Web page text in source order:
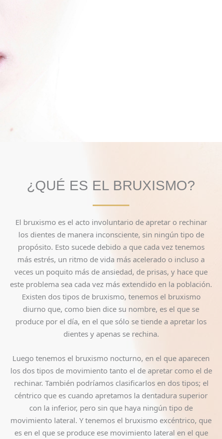
¿QUÉ ES EL BRUXISMO?
El bruxismo es el acto involuntario de apretar o rechinar
los dientes de manera inconsciente, sin ningún tipo de
propósito. Esto sucede debido a que cada vez tenemos
más estrés, un ritmo de vida más acelerado o incluso a
veces un poquito más de ansiedad, de prisas, y hace que
este problema sea cada vez más extendido en la población.
Existen dos tipos de bruxismo, tenemos el bruxismo
diurno que, como bien dice su nombre, es el que se
produce por el día, en el que sólo se tiende a apretar los
dientes y apenas se rechina.
Luego tenemos el bruxismo nocturno, en el que aparecen
los dos tipos de movimiento tanto el de apretar como el de
rechinar. También podríamos clasificarlos en dos tipos; el
céntrico que es cuando apretamos la dentadura superior
con la inferior, pero sin que haya ningún tipo de
movimiento lateral. Y tenemos el bruxismo excéntrico, que
es en el que se produce ese movimiento lateral en el que